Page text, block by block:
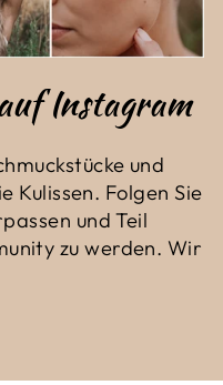
Instagram
und
Kulissen. Folgen Sie
und Teil
zu werden. Wir